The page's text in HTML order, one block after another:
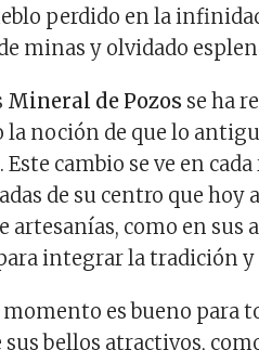
perdido en la
minas y olvidado
Mineral de Pozos se ha
la noción de que lo
cambio se ve en
de su centro que hoy
artesanías, como en sus
integrar la tradición y
es bueno para
bellos atractivos,